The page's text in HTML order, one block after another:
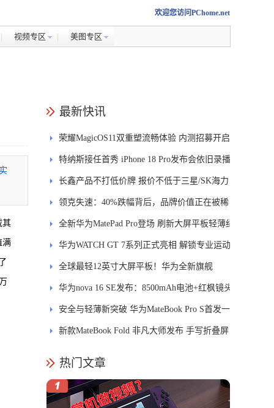
欢迎您访问PChome.net
视频专区 美图专区
其
满
最新快讯
荣耀MagicOS11双重塑流畅体验 内测招募开启
特纳斯接任首秀 iPhone 18 Pro发布会依旧录播
长鑫产品不打低价牌 报价不低于三星/SK海力
士
领克失速：40%跌幅背后，品牌价值正在被稀
释
全新华为MatePad Pro登场 刷新大屏平板轻薄纪
录
华为WATCH GT 7系列正式亮相 解锁专业运动
新体验
全球最轻12英寸大屏平板！华为全新旗舰
MatePad Pro正式发布
华为nova 16 SE发布：8500mAh电池+红枫镜头
安全与轻薄新突破 华为MateBook Pro S首发一
区双像素技术防窥屏
新款MateBook Fold 非凡大师发布 手写折叠屏
热门文章